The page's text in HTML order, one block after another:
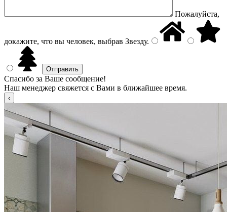
Пожалуйста,
докажите, что вы человек, выбрав Звезду.
Спасибо за Ваше сообщение!
Наш менеджер свяжется с Вами в ближайшее время.